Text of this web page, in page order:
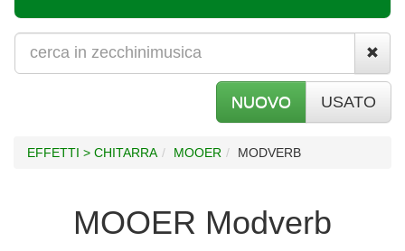
NUOVO USATO
EFFETTI > CHITARRA MOOER MODVERB
MOOER Modverb